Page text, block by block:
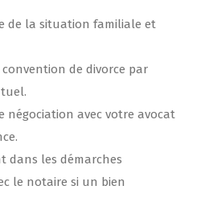
de la situation familiale et
de divorce par
négociation avec votre avocat
dans les démarches
le notaire si un bien